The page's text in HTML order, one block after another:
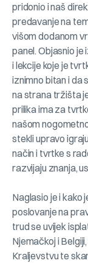
pridonio i naš
predavanje na
višom dodanom
panel. Objasnio
i lekcije koje je
iznimno bitan i da
na strana tržišta
prilika ima za
našom
stekli upravo
način i tvrtke s
razvijaju znanja,
Naglasio je i kako
poslovanje na
trud se uvijek
Njemačkoj i
Kraljevstvu te